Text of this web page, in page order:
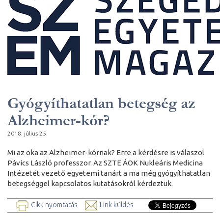
Gyógyíthatatlan betegség az
Alzheimer-kór?
2018. július 25.
Mi az oka az Alzheimer-kórnak? Erre a kérdésre is válaszol
Pávics László professzor. Az SZTE ÁOK Nukleáris Medicina
Intézetét vezető egyetemi tanárt a ma még gyógyíthatatlan
betegséggel kapcsolatos kutatásokról kérdeztük.
Cikk nyomtatás Link küldés